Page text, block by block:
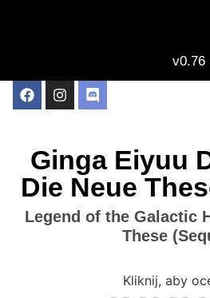
v0.76
Ginga Eiyuu
Die Neue
Legend of the Galactic
These
Kliknij, aby